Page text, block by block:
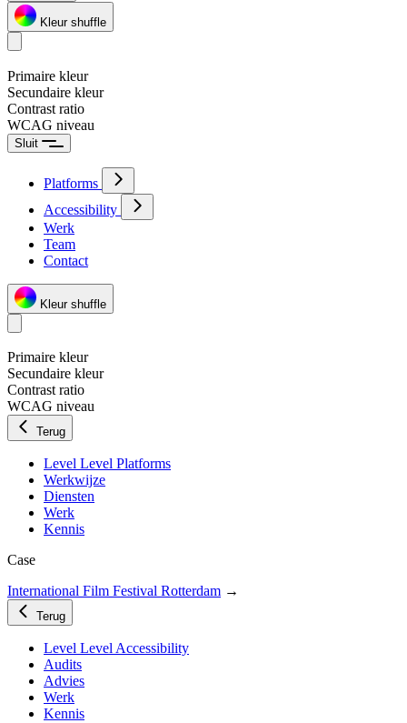
Kleur shuffle
Primaire kleur
Secundaire kleur
Contrast ratio
WCAG niveau
Sluit
Platforms
Accessibility
Werk
Team
Contact
Kleur shuffle
Primaire kleur
Secundaire kleur
Contrast ratio
WCAG niveau
Terug
Level Level Platforms
Werkwijze
Diensten
Werk
Kennis
Case
International Film Festival Rotterdam →
Terug
Level Level Accessibility
Audits
Advies
Werk
Kennis